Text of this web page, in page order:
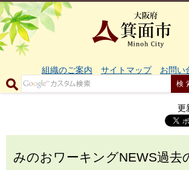
組織のご案内 サイトマップ お問い
更
みのおワーキングNEWS過去